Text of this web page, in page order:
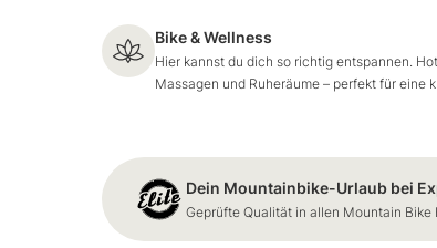
Bike & Wellness
Hier kannst du dich so richtig entspannen.
Massagen und Ruheräume – perfekt für eine
Dein Mountainbike-Urlaub bei
Geprüfte Qualität in allen Mountain Bike